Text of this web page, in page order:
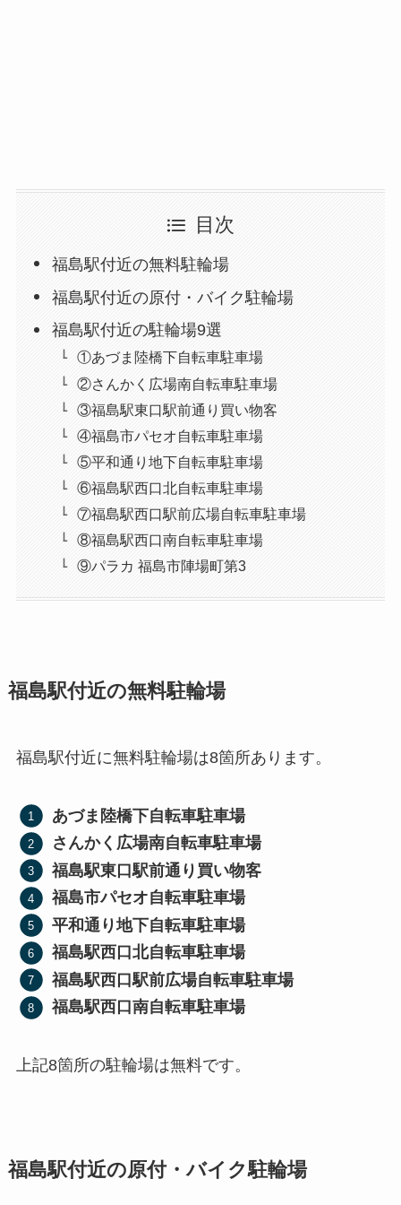
目次
福島駅付近の無料駐輪場
福島駅付近の原付・バイク駐輪場
福島駅付近の駐輪場9選
①あづま陸橋下自転車駐車場
②さんかく広場南自転車駐車場
③福島駅東口駅前通り買い物客
④福島市パセオ自転車駐車場
⑤平和通り地下自転車駐車場
⑥福島駅西口北自転車駐車場
⑦福島駅西口駅前広場自転車駐車場
⑧福島駅西口南自転車駐車場
⑨パラカ 福島市陣場町第3
福島駅付近の無料駐輪場
福島駅付近に無料駐輪場は8箇所あります。
あづま陸橋下自転車駐車場
さんかく広場南自転車駐車場
福島駅東口駅前通り買い物客
福島市パセオ自転車駐車場
平和通り地下自転車駐車場
福島駅西口北自転車駐車場
福島駅西口駅前広場自転車駐車場
福島駅西口南自転車駐車場
上記8箇所の駐輪場は無料です。
福島駅付近の原付・バイク駐輪場